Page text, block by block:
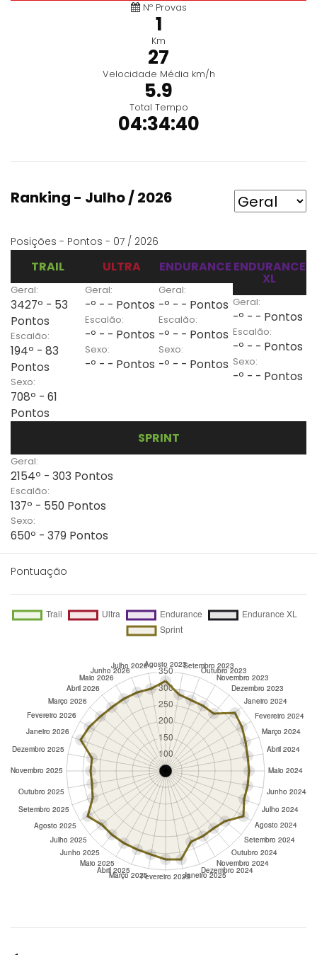
Nº Provas
1
Km
27
Velocidade Média km/h
5.9
Total Tempo
04:34:40
Ranking - Julho / 2026
Posições - Pontos - 07 / 2026
TRAIL
Geral:
3427º - 53
Pontos
Escalão:
194º - 83
Pontos
Sexo:
708º - 61
Pontos
ULTRA
Geral:
-º - - Pontos
Escalão:
-º - - Pontos
Sexo:
-º - - Pontos
ENDURANCE
Geral:
-º - - Pontos
Escalão:
-º - - Pontos
Sexo:
-º - - Pontos
ENDURANCE
XL
Geral:
-º - - Pontos
Escalão:
-º - - Pontos
Sexo:
-º - - Pontos
SPRINT
Geral:
2154º - 303 Pontos
Escalão:
137º - 550 Pontos
Sexo:
650º - 379 Pontos
Pontuação